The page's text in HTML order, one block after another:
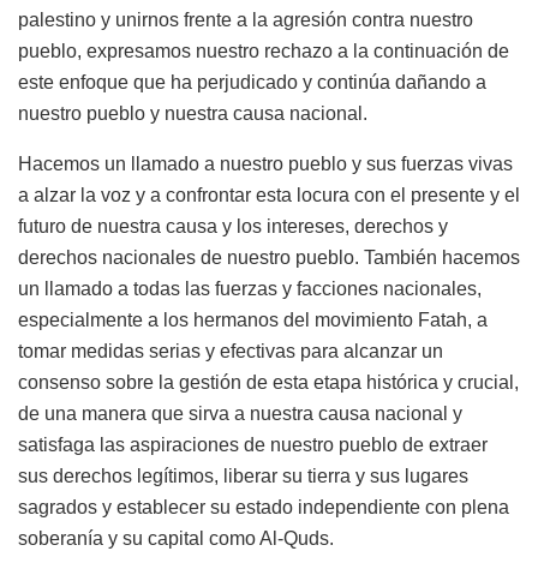
palestino y unirnos frente a la agresión contra nuestro
pueblo, expresamos nuestro rechazo a la continuación de
este enfoque que ha perjudicado y continúa dañando a
nuestro pueblo y nuestra causa nacional.
Hacemos un llamado a nuestro pueblo y sus fuerzas vivas
a alzar la voz y a confrontar esta locura con el presente y el
futuro de nuestra causa y los intereses, derechos y
derechos nacionales de nuestro pueblo. También hacemos
un llamado a todas las fuerzas y facciones nacionales,
especialmente a los hermanos del movimiento Fatah, a
tomar medidas serias y efectivas para alcanzar un
consenso sobre la gestión de esta etapa histórica y crucial,
de una manera que sirva a nuestra causa nacional y
satisfaga las aspiraciones de nuestro pueblo de extraer
sus derechos legítimos, liberar su tierra y sus lugares
sagrados y establecer su estado independiente con plena
soberanía y su capital como Al-Quds.